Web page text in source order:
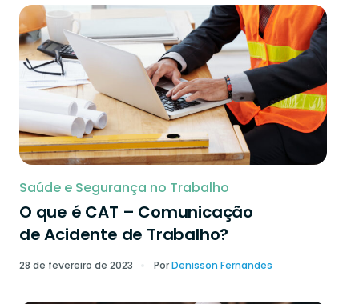
Saúde e Segurança no Trabalho
O que é CAT – Comunicação
de Acidente de Trabalho?
28 de fevereiro de 2023 PorDenisson Fernandes